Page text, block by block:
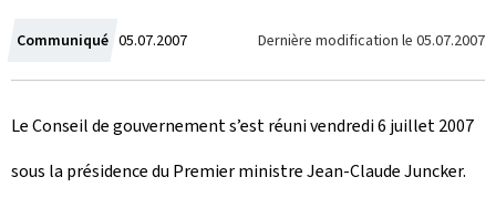
Communiqué C
r
é
e
05.07.2007 Dernière modification le 05.07.2007
Le Conseil de gouvernement s’est réuni vendredi 6 juillet 2007
sous la présidence du Premier ministre Jean-Claude Juncker.